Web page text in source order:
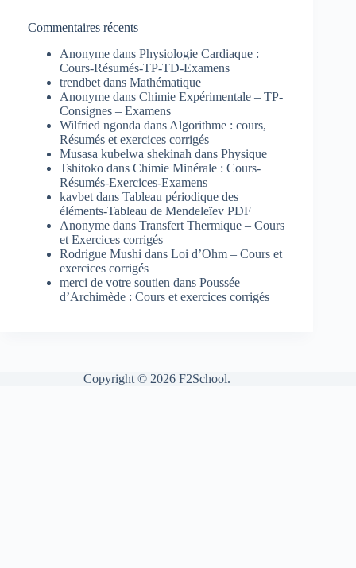
Commentaires récents
Anonyme dans Physiologie Cardiaque :
Cours-Résumés-TP-TD-Examens
trendbet dans Mathématique
Anonyme dans Chimie Expérimentale – TP-
Consignes – Examens
Wilfried ngonda dans Algorithme : cours,
Résumés et exercices corrigés
Musasa kubelwa shekinah dans Physique
Tshitoko dans Chimie Minérale : Cours-
Résumés-Exercices-Examens
kavbet dans Tableau périodique des
éléments-Tableau de Mendeleïev PDF
Anonyme dans Transfert Thermique – Cours
et Exercices corrigés
Rodrigue Mushi dans Loi d’Ohm – Cours et
exercices corrigés
merci de votre soutien dans Poussée
d’Archimède : Cours et exercices corrigés
Copyright © 2026 F2School.